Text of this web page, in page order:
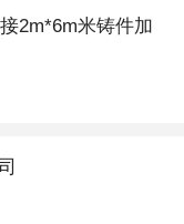
2m*6m米铸件加